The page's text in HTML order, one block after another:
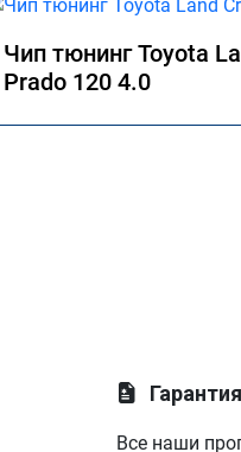
Чип тюнинг Toyota
Prado 120 4.0
Все наши